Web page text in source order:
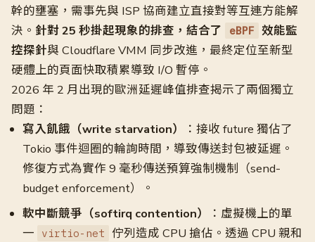
幹的壅塞，需事先與 ISP 協商建立直接對等互連方能解
決。 針對 25 秒掛起現象的排查，結合了 eBPF 效能監
控探針與 Cloudflare VMM 同步改進，最終定位至新型
硬體上的頁面快取積累導致 I/O 暫停。
2026 年 2 月出現的歐洲延遲峰值排查揭示了兩個獨立
問題：
寫入飢餓（write starvation）
：接收 future 獨佔了
Tokio 事件迴圈的輪詢時間，導致傳送封包被延遲。
修復方式為實作 9 毫秒傳送預算強制機制（send-
budget enforcement）。
軟中斷競爭（softirq contention）
：虛擬機上的單
一
virtio-net
佇列造成 CPU 搶佔。透過 CPU 親和